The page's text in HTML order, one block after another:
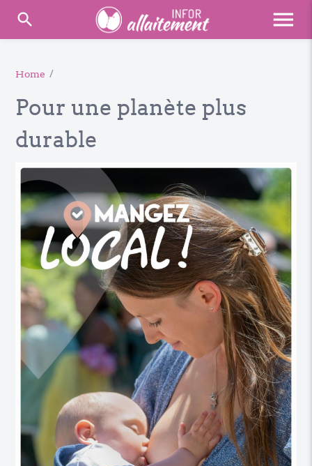
search menu
Home /
Pour une planète plus
durable